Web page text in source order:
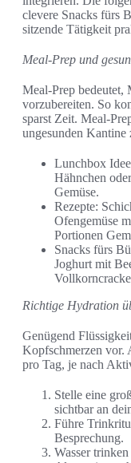
clevere Snacks fürs
sitzende Tätigkeit
Meal-Prep und
Meal-Prep bedeutet,
vorzubereiten. So
sparst Zeit. Meal-
ungesunden Kantine
Lunchbox
Hähnchen
Gemüse.
Rezepte:
Ofengemüse
Portionen
Snacks fürs
Joghurt mit
Richtige Hydration
Genügend
Kopfschmerzen vor.
pro Tag, je nach
Stelle eine
sichtbar an
Führe
Besprechung.
Wasser